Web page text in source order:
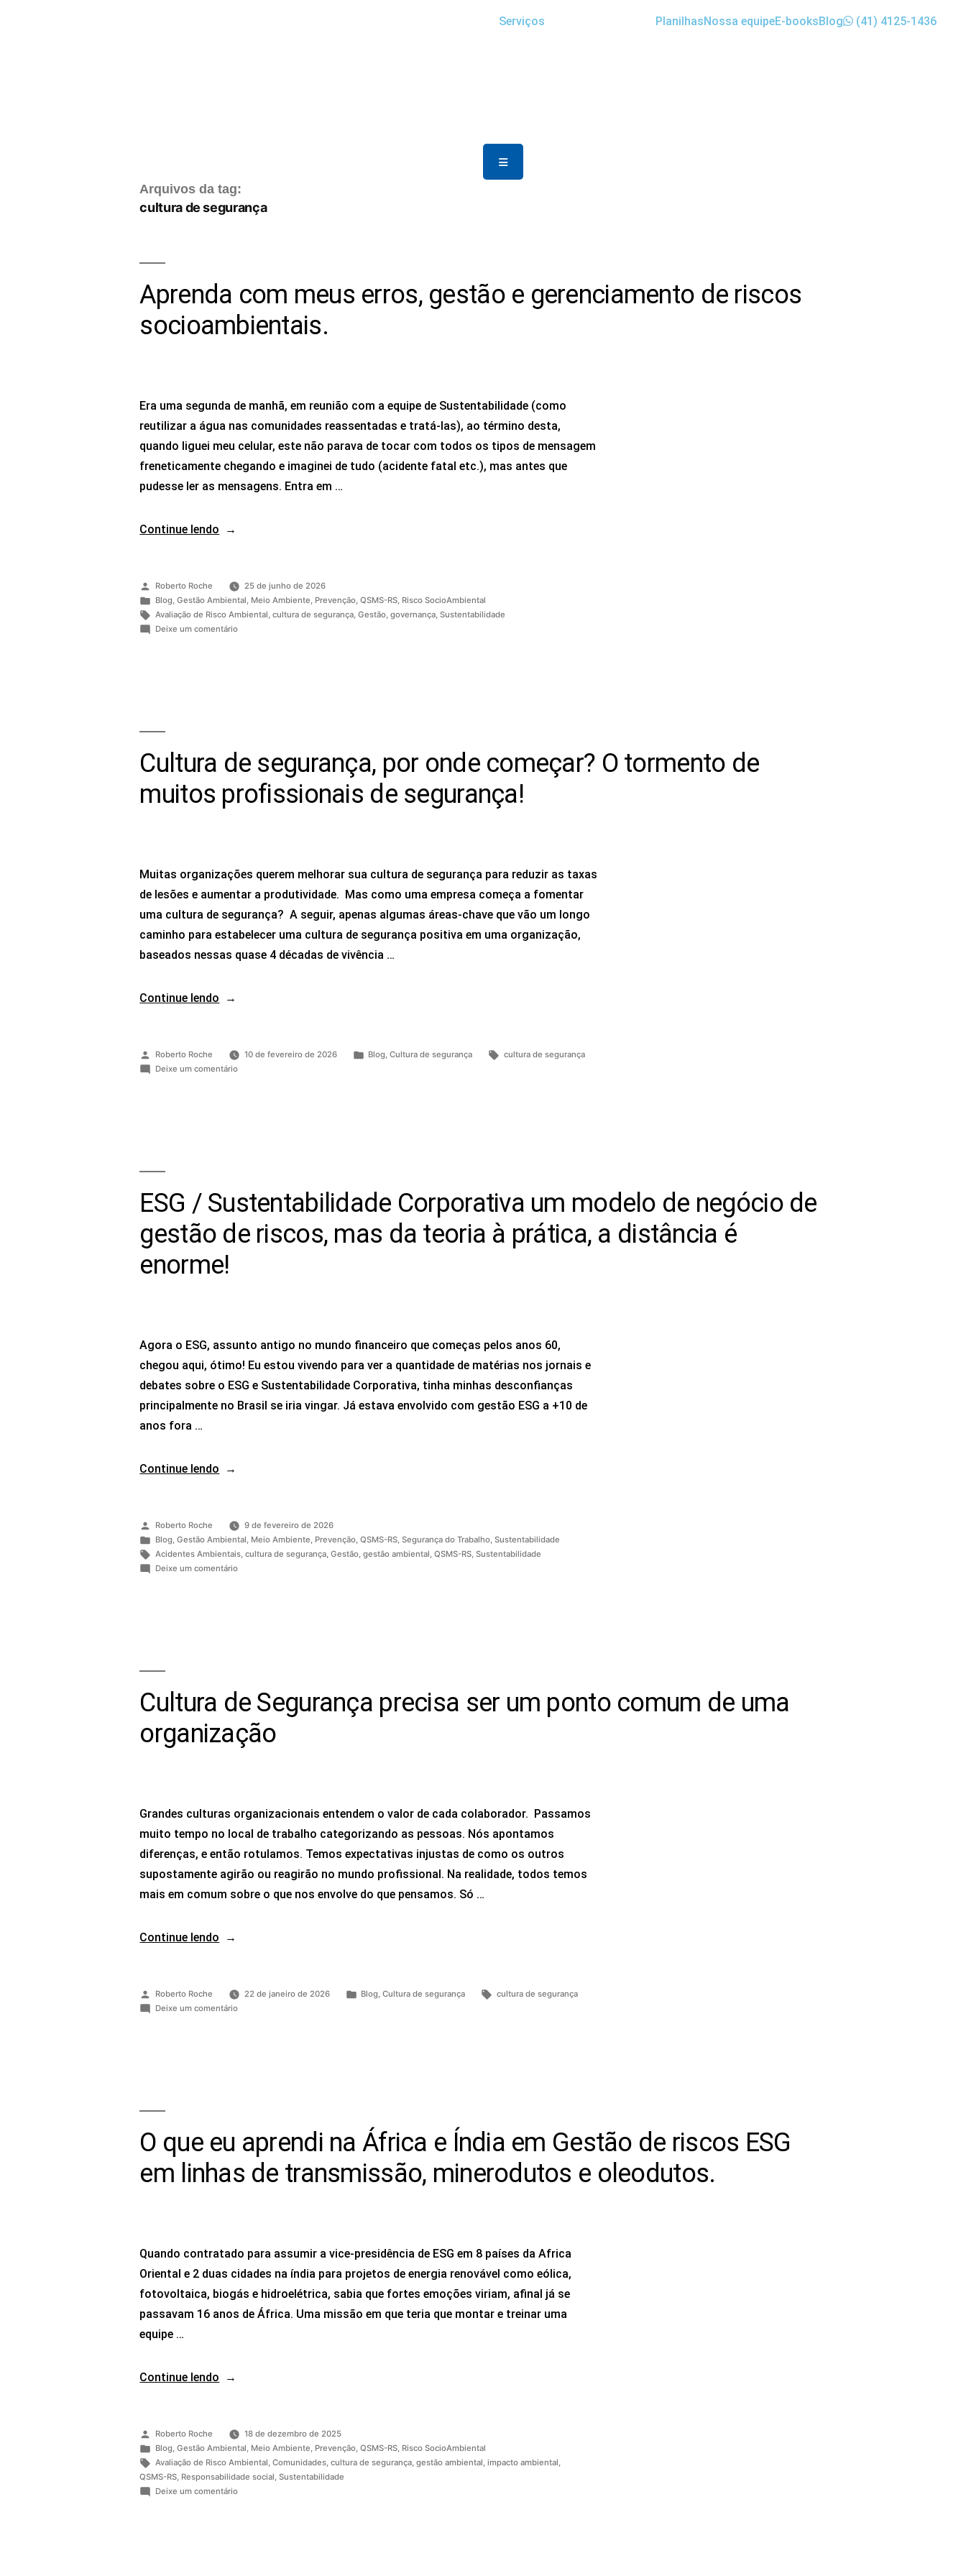
Serviços PlanilhasNossa equipeE-booksBlog (41) 4125-1436
Menu de alternância de hambúrguer
Arquivos da tag:
cultura de segurança
Aprenda com meus erros, gestão e gerenciamento de riscos
socioambientais.
Era uma segunda de manhã, em reunião com a equipe de Sustentabilidade (como
reutilizar a água nas comunidades reassentadas e tratá-las), ao término desta,
quando liguei meu celular, este não parava de tocar com todos os tipos de mensagem
freneticamente chegando e imaginei de tudo (acidente fatal etc.), mas antes que
pudesse ler as mensagens. Entra em …
Continue lendo
Roberto Roche
25 de junho de 2026
Blog,Gestão Ambiental, Meio Ambiente, Prevenção,QSMS-RS, Risco SocioAmbiental
Avaliação de Risco Ambiental,cultura de segurança,Gestão,governança,Sustentabilidade
Deixe um comentário
Cultura de segurança, por onde começar? O tormento de
muitos profissionais de segurança!
Muitas organizações querem melhorar sua cultura de segurança para reduzir as taxas
de lesões e aumentar a produtividade. Mas como uma empresa começa a fomentar
uma cultura de segurança? A seguir, apenas algumas áreas-chave que vão um longo
caminho para estabelecer uma cultura de segurança positiva em uma organização,
baseados nessas quase 4 décadas de vivência …
Continue lendo
Roberto Roche 10 de fevereiro de 2026 Blog,Cultura de segurança
cultura de segurança
Deixe um comentário
ESG / Sustentabilidade Corporativa um modelo de negócio de
gestão de riscos, mas da teoria à prática, a distância é
enorme!
Agora o ESG, assunto antigo no mundo financeiro que começas pelos anos 60,
chegou aqui, ótimo! Eu estou vivendo para ver a quantidade de matérias nos jornais e
debates sobre o ESG e Sustentabilidade Corporativa, tinha minhas desconfianças
principalmente no Brasil se iria vingar. Já estava envolvido com gestão ESG a +10 de
anos fora …
Continue lendo
Roberto Roche
9 de fevereiro de 2026
Blog,Gestão Ambiental, Meio Ambiente, Prevenção,QSMS-RS,Segurança do Trabalho,Sustentabilidade
Acidentes Ambientais,cultura de segurança,Gestão,gestão ambiental,QSMS-RS,Sustentabilidade
Deixe um comentário
Cultura de Segurança precisa ser um ponto comum de uma
organização
Grandes culturas organizacionais entendem o valor de cada colaborador. Passamos
muito tempo no local de trabalho categorizando as pessoas. Nós apontamos
diferenças, e então rotulamos. Temos expectativas injustas de como os outros
supostamente agirão ou reagirão no mundo profissional. Na realidade, todos temos
mais em comum sobre o que nos envolve do que pensamos. Só …
Continue lendo
Roberto Roche 22 de janeiro de 2026 Blog,Cultura de segurança
cultura de segurança
Deixe um comentário
O que eu aprendi na África e Índia em Gestão de riscos ESG
em linhas de transmissão, minerodutos e oleodutos.
Quando contratado para assumir a vice-presidência de ESG em 8 países da Africa
Oriental e 2 duas cidades na índia para projetos de energia renovável como eólica,
fotovoltaica, biogás e hidroelétrica, sabia que fortes emoções viriam, afinal já se
passavam 16 anos de África. Uma missão em que teria que montar e treinar uma
equipe …
Continue lendo
Roberto Roche
18 de dezembro de 2025
Blog,Gestão Ambiental, Meio Ambiente, Prevenção,QSMS-RS, Risco SocioAmbiental
Avaliação de Risco Ambiental,Comunidades,cultura de segurança,gestão ambiental, impacto ambiental,
QSMS-RS, Responsabilidade social,Sustentabilidade
Deixe um comentário